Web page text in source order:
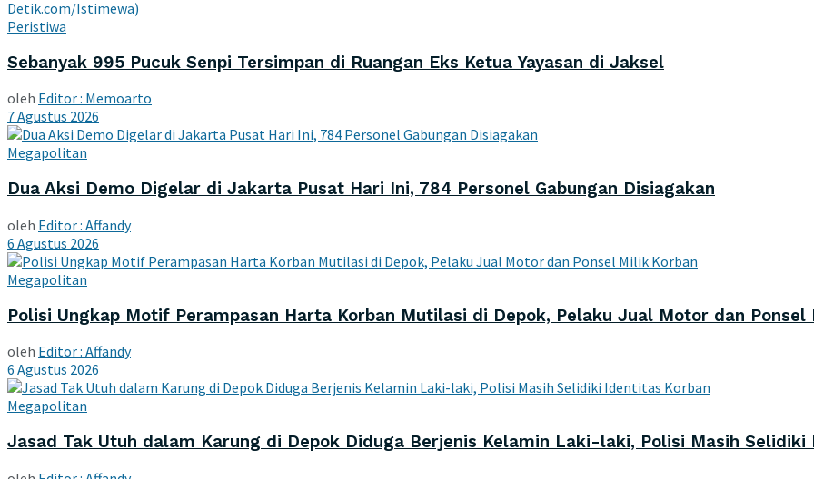
Peristiwa
Sebanyak 995 Pucuk Senpi Tersimpan di Ruangan Eks Ketua Yayasan di Jaksel
oleh Editor : Memoarto
7 Agustus 2026
Megapolitan
Dua Aksi Demo Digelar di Jakarta Pusat Hari Ini, 784 Personel Gabungan Disiagakan
oleh Editor : Affandy
6 Agustus 2026
Megapolitan
Polisi Ungkap Motif Perampasan Harta Korban Mutilasi di Depok, Pelaku Jual Motor dan Ponsel
oleh Editor : Affandy
6 Agustus 2026
Megapolitan
Jasad Tak Utuh dalam Karung di Depok Diduga Berjenis Kelamin Laki-laki, Polisi Masih Selidiki